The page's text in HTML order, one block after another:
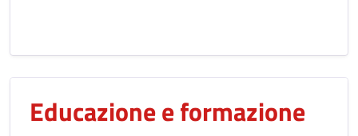
Educazione e formazione